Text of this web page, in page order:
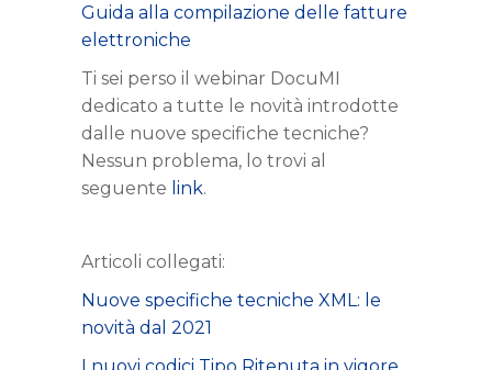
Guida alla compilazione delle fatture
elettroniche
Ti sei perso il webinar DocuMI
dedicato a tutte le novità introdotte
dalle nuove specifiche tecniche?
Nessun problema, lo trovi al
seguente link.
Articoli collegati:
Nuove specifiche tecniche XML: le
novità dal 2021